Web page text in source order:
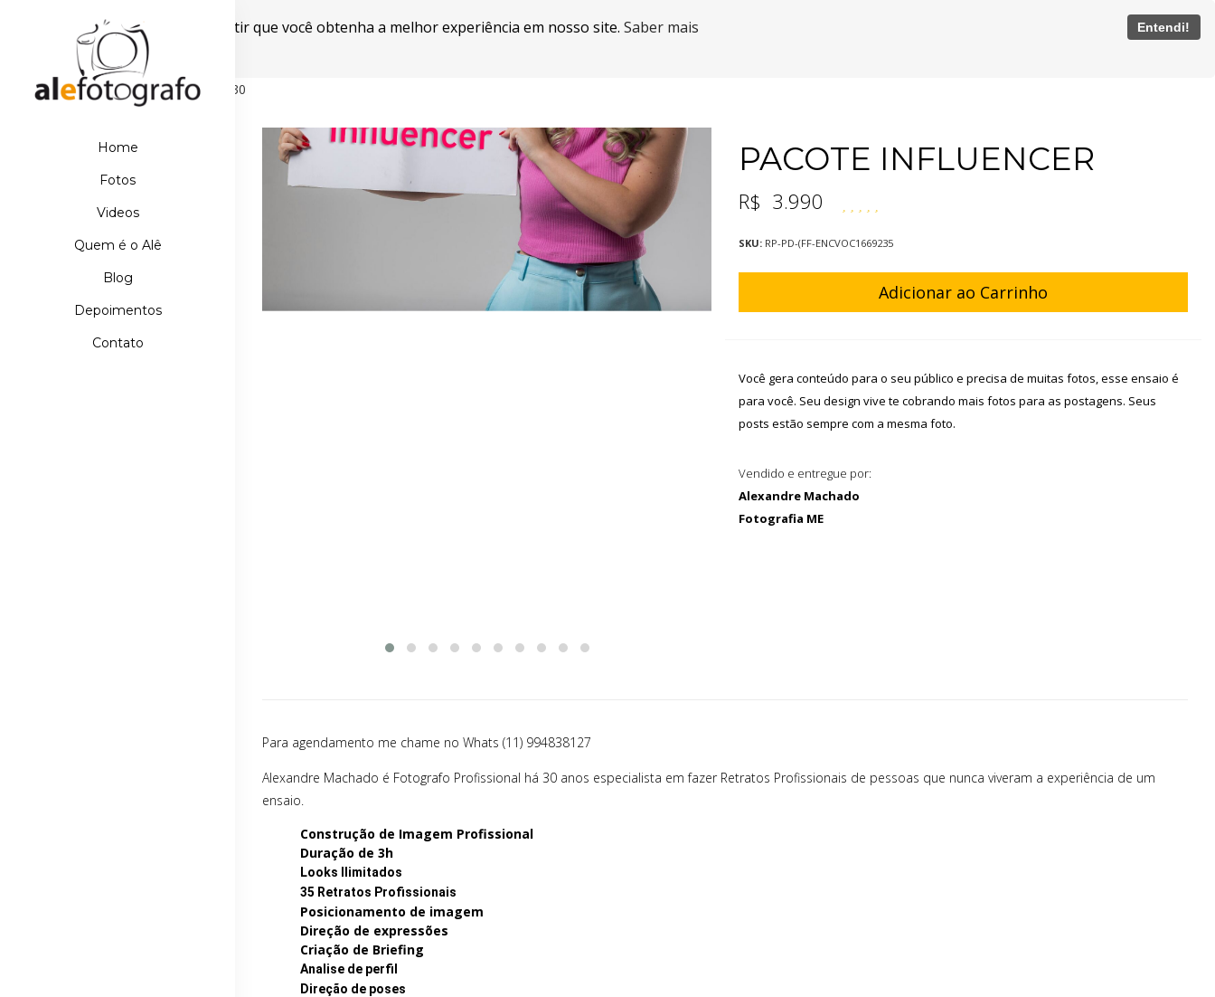
Este site usa cookies para garantir que você obtenha a melhor experiência em nosso site. Saber mais Entendi!
Powered by WebsitePolicies
498D39E21DB110067AA42A42EBDE5630
Home
Fotos
Videos
Quem é o Alê
Blog
Depoimentos
Contato
PACOTE INFLUENCER
R$ 3.990
SKU: RP-PD-(FF-ENCVOC1669235
Adicionar ao Carrinho
Você gera conteúdo para o seu público e precisa de muitas fotos, esse ensaio é
para você. Seu design vive te cobrando mais fotos para as postagens. Seus
posts estão sempre com a mesma foto.
Vendido e entregue por:
Alexandre Machado
Fotografia ME
Para agendamento me chame no Whats (11) 994838127
Alexandre Machado é Fotografo Profissional há 30 anos especialista em fazer Retratos Profissionais de pessoas que nunca viveram a experiência de um
ensaio.
Construção de Imagem Profissional
Duração de 3h
Looks Ilimitados
35 Retratos Profissionais
Posicionamento de imagem
Direção de expressões
Criação de Briefing
Analise de perfil
Direção de poses